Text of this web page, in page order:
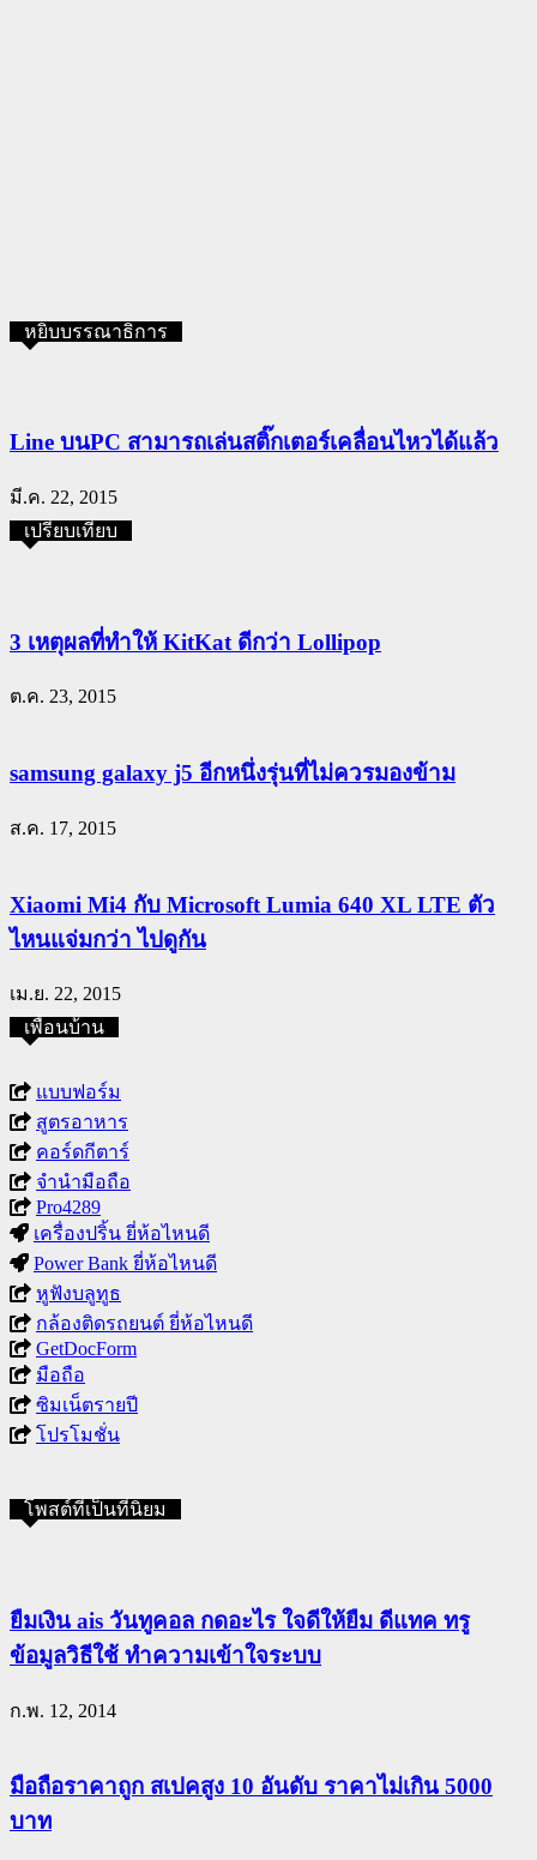
หยิบบรรณาธิการ
Line บนPC สามารถเล่นสติ๊กเตอร์เคลื่อนไหวได้แล้ว
มี.ค. 22, 2015
เปรียบเทียบ
3 เหตุผลที่ทำให้ KitKat ดีกว่า Lollipop
ต.ค. 23, 2015
samsung galaxy j5 อีกหนึ่งรุ่นที่ไม่ควรมองข้าม
ส.ค. 17, 2015
Xiaomi Mi4 กับ Microsoft Lumia 640 XL LTE ตัว
ไหนแจ่มกว่า ไปดูกัน
เม.ย. 22, 2015
เพื่อนบ้าน
แบบฟอร์ม
สูตรอาหาร
คอร์ดกีตาร์
จำนำมือถือ
Pro4289
เครื่องปริ้น ยี่ห้อไหนดี
Power Bank ยี่ห้อไหนดี
หูฟังบลูทูธ
กล้องติดรถยนต์ ยี่ห้อไหนดี
GetDocForm
มือถือ
ซิมเน็ตรายปี
โปรโมชั่น
โพสต์ที่เป็นที่นิยม
ยืมเงิน ais วันทูคอล กดอะไร ใจดีให้ยืม ดีแทค ทรู
ข้อมูลวิธีใช้ ทำความเข้าใจระบบ
ก.พ. 12, 2014
มือถือราคาถูก สเปคสูง 10 อันดับ ราคาไม่เกิน 5000
บาท